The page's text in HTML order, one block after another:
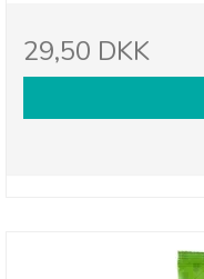
29,50 DKK